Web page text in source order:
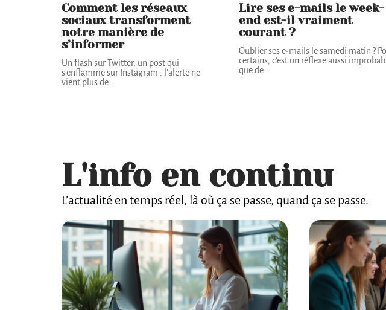
Comment les réseaux
sociaux transforment
notre manière de
s’informer
Un flash sur Twitter, un post qui
s'enflamme sur Instagram : l'alerte ne
vient plus de
Lire ses e-mails le week-
end est-il vraiment
courant ?
Oublier ses e-mails le samedi matin ?
certains, c'est un réflexe aussi
que de
L'info en continu
L’actualité en temps réel, là où ça se passe, quand ça se passe.